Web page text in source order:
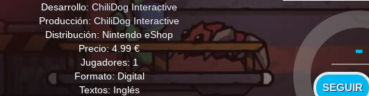
Desarrollo: ChiliDog Interactive
Producción: ChiliDog Interactive
Distribución: Nintendo eShop
Precio: 4.99 €
Jugadores: 1
Formato: Digital
Textos: Inglés
-
SEGUIR